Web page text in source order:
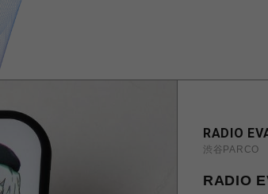
RADIO
渋谷PARCO
RADIO